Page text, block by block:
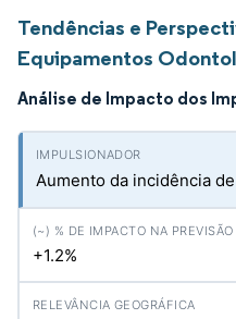
Tendências e
Equipamentos
Análise de Impacto dos
Aumento da incidência
+1.2%